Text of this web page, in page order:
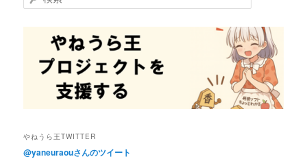
索
やねうら王TWITTER
@yaneuraouさんのツイート